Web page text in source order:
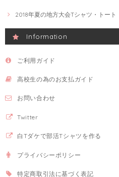
2018年夏の地方大会Tシャツ・トート
Information
ご利用ガイド
高校生の為のお支払ガイド
お問い合わせ
Twitter
白Tダケで部活Tシャツを作る
プライバシーポリシー
特定商取引法に基づく表記